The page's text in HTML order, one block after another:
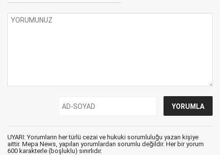
UYARI: Yorumların her türlü cezai ve hukuki sorumluluğu yazan kişiye
aittir. Mepa News, yapılan yorumlardan sorumlu değildir. Her bir yorum
600 karakterle (boşluklu) sınırlıdır.